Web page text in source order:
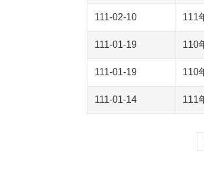
111-02-10 111
111-01-19 110
111-01-19 110
111-01-14 111